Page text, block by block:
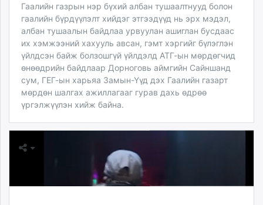
Гаалийн газрын нэр бүхий албан тушаалтнууд болон
гаалийн бүрдүүлэлт хийдэг этгээдүүд нь эрх мэдэл,
албан тушаалын байдлаа урвуулан ашиглан бусдаас
их хэмжээний хахууль авсан, гэмт хэргийг бүлэглэн
үйлдсэн байж болзошгүй үйлдэлд АТГ-ын мөрдөгчид
өнөөдрийн байдлаар Дорноговь аймгийн Сайншанд
сум, ГЕГ-ын харьяа Замын-Үүд дэх Гаалийн газарт
мөрдөн шалгах ажиллагааг гурав дахь өдрөө
үргэлжүүлэн хийж байна.